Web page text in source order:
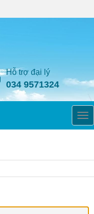
Hỗ trợ đại lý
034 9571324